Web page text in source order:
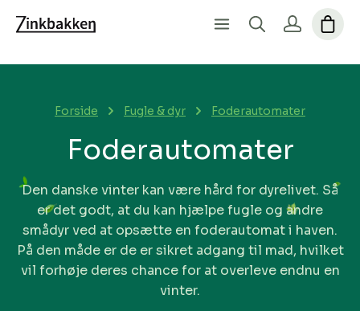
Forside Fugle & dyr Foderautomater
Foderautomater
Den danske vinter kan være hård for dyrelivet. Så
er det godt, at du kan hjælpe fugle og andre
smådyr ved at opsætte en foderautomat i haven.
På den måde er de er sikret adgang til mad, hvilket
vil forhøje deres chance for at overleve endnu en
vinter.